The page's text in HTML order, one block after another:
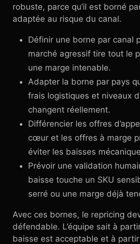
robuste, parce qu’il est borné
adaptée au risque du canal.
Définir une borne par canal
marché agressif tire tout le
une marge intenable.
Adapter la borne par pays
frais logistiques et niveaux
changent réellement.
Différencier les offres
cœur et les offres à marge
éviter les baisses
Prévoir une validation
baisse touche un SKU
serré ou une marge déjà
Avec ces bornes, le repricing
défendable. L’équipe sait à
baisse est acceptable et à